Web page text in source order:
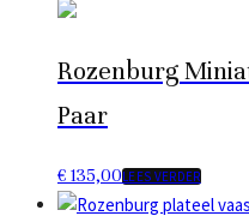
Rozenburg
Paar
€ 135,00LEES VERDER